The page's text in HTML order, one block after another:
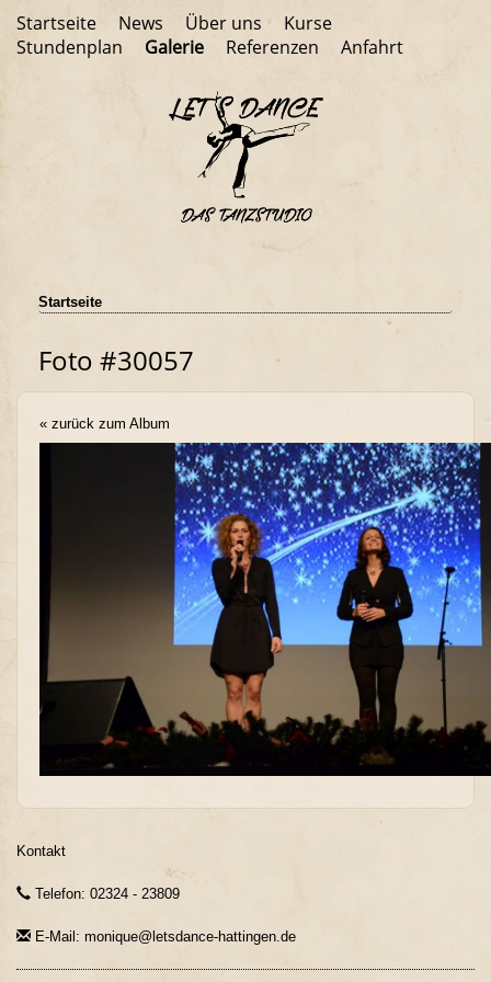
Startseite News Über uns
Kurse
Stundenplan
Galerie Referenzen Anfahrt
Startseite
Foto #30057
« zurück zum Album
Kontakt
Telefon: 02324 - 23809
E-Mail: monique@letsdance-hattingen.de